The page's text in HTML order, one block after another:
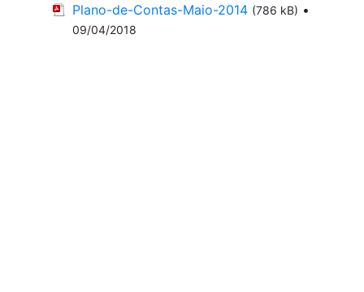
Plano-de-Contas-Maio-2014 (786 kB) •
09/04/2018